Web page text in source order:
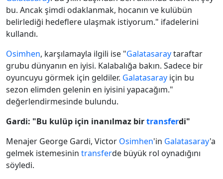
bu. Ancak şimdi odaklanmak, hocanın ve kulübün
belirlediği hedeflere ulaşmak istiyorum." ifadelerini
kullandı.
Osimhen, karşılamayla ilgili ise "Galatasaraytaraftar
grubu dünyanın en iyisi. Kalabalığa bakın. Sadece bir
oyuncuyu görmek için geldiler. Galatasaray için bu
sezon elimden gelenin en iyisini yapacağım."
değerlendirmesinde bulundu.
Gardi: "Bu kulüp için inanılmaz birtransferdi"
Menajer George Gardi, Victor Osimhen'in Galatasaray'a
gelmek istemesinin transferde büyük rol oynadığını
söyledi.